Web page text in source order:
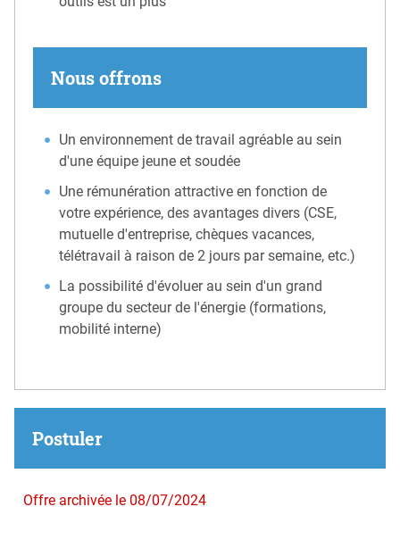
Nous offrons
Un environnement de travail agréable au sein
d'une équipe jeune et soudée
Une rémunération attractive en fonction de
votre expérience, des avantages divers (CSE,
mutuelle d'entreprise, chèques vacances,
télétravail à raison de 2 jours par semaine, etc.)
La possibilité d'évoluer au sein d'un grand
groupe du secteur de l'énergie (formations,
mobilité interne)
Postuler
Offre archivée le 08/07/2024